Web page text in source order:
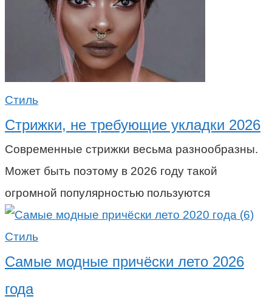
Стиль
Стрижки, не требующие укладки 2026
Современные стрижки весьма разнообразны.
Может быть поэтому в 2026 году такой
огромной популярностью пользуются
Стиль
Самые модные причёски лето 2026
года